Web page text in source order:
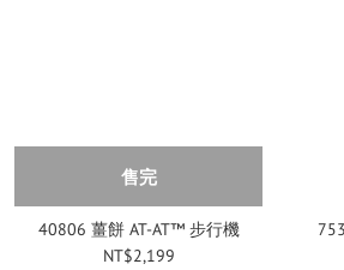
售完
40806 薑餅 AT-AT™ 步行機
NT$2,199